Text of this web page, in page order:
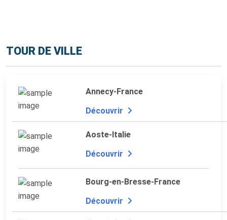
TOUR DE VILLE
Annecy-France
Découvrir
Aoste-Italie
Découvrir
Bourg-en-Bresse-France
Découvrir